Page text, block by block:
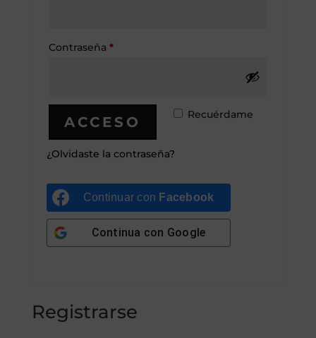
Contraseña *Obligatorio
Recuérdame
ACCESO
¿Olvidaste la contraseña?
Continuar con Facebook
Continua con Google
Registrarse